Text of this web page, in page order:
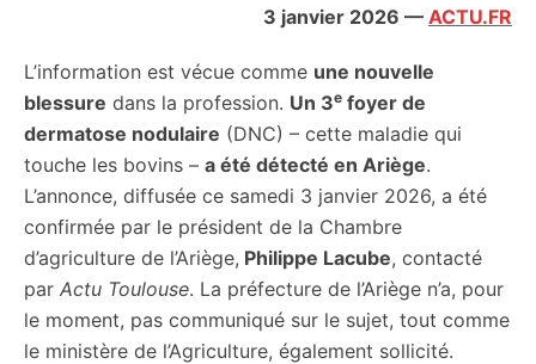
citoyennes
3 janvier 2026 — ACTU.FR
L’information est vécue comme une nouvelle
blessure dans la profession. Un 3e foyer de
dermatose nodulaire (DNC) – cette maladie qui
touche les bovins – a été détecté en Ariège.
L’annonce, diffusée ce samedi 3 janvier 2026, a été
confirmée par le président de la Chambre
d’agriculture de l’Ariège, Philippe Lacube, contacté
par Actu Toulouse. La préfecture de l’Ariège n’a, pour
le moment, pas communiqué sur le sujet, tout comme
le ministère de l’Agriculture, également sollicité.